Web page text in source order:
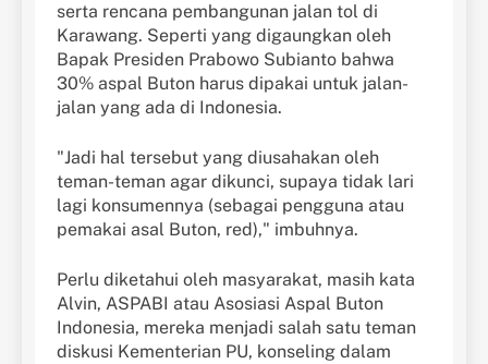
serta rencana pembangunan jalan tol di
Karawang. Seperti yang digaungkan oleh
Bapak Presiden Prabowo Subianto bahwa
30% aspal Buton harus dipakai untuk jalan-
jalan yang ada di Indonesia.
"Jadi hal tersebut yang diusahakan oleh
teman-teman agar dikunci, supaya tidak lari
lagi konsumennya (sebagai pengguna atau
pemakai asal Buton, red)," imbuhnya.
Perlu diketahui oleh masyarakat, masih kata
Alvin, ASPABI atau Asosiasi Aspal Buton
Indonesia, mereka menjadi salah satu teman
diskusi Kementerian PU, konseling dalam